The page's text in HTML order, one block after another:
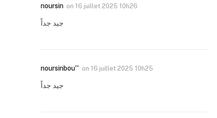
noursin on 16 juillet 2025 10h26
جيد جداً
noursinbou'' on 16 juillet 2025 10h25
جيد جداً